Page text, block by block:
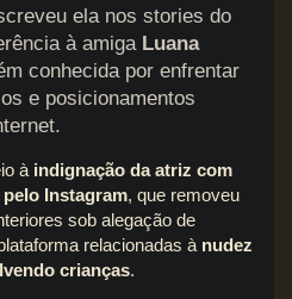
ela nos stories do
à amiga Luana
conhecida por enfrentar
e posicionamentos
à indignação da atriz com
Instagram, que removeu
sob alegação de
relacionadas à nudez
crianças.